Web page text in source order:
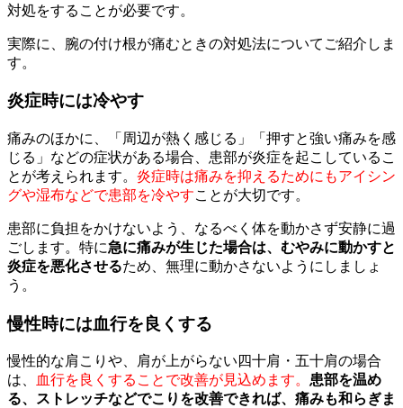
対処をすることが必要です。
実際に、腕の付け根が痛むときの対処法についてご紹介しま
す。
炎症時には冷やす
痛みのほかに、「周辺が熱く感じる」「押すと強い痛みを感
じる」などの症状がある場合、患部が炎症を起こしているこ
とが考えられます。 炎症時は痛みを抑えるためにもアイシン
グや湿布などで患部を冷やすことが大切です。
患部に負担をかけないよう、なるべく体を動かさず安静に過
ごします。特に急に痛みが生じた場合は、むやみに動かすと
炎症を悪化させるため、無理に動かさないようにしましょ
う。
慢性時には血行を良くする
慢性的な肩こりや、肩が上がらない四十肩・五十肩の場合
は、
血行を良くすることで改善が見込めます。 患部を温め
る、ストレッチなどでこりを改善できれば、痛みも和らぎま